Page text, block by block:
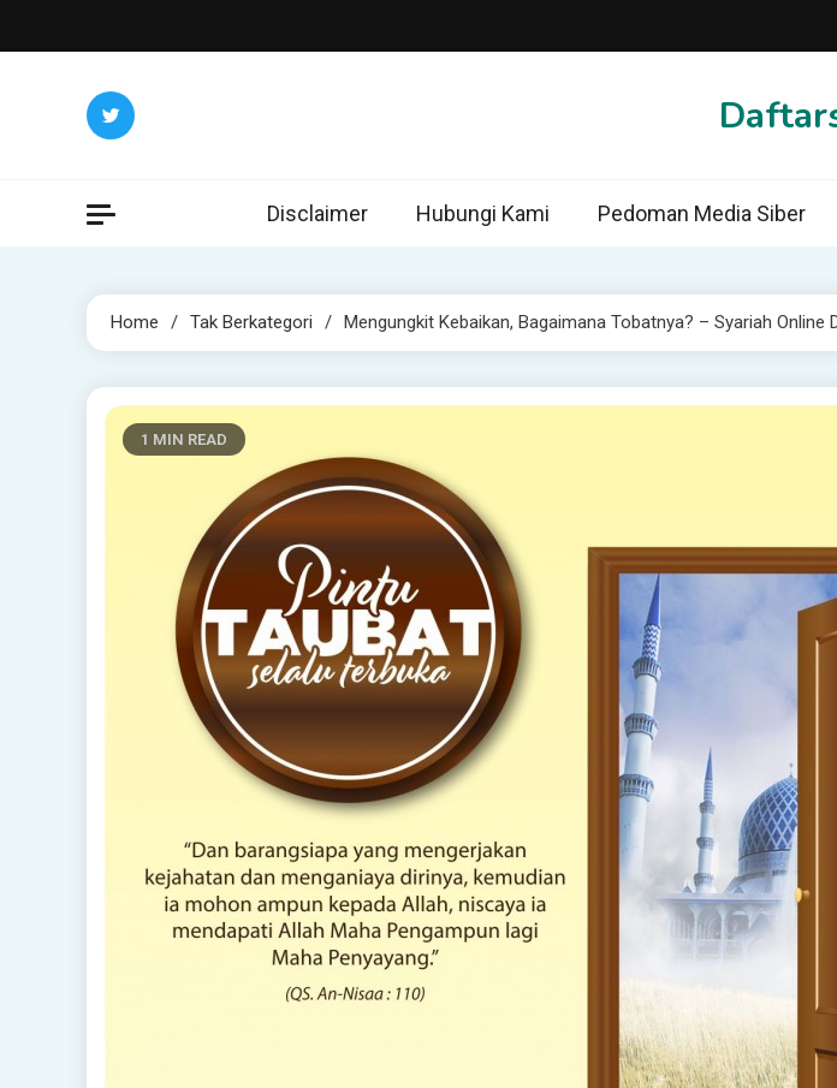
to
Disclaimer Hubungi Kami Pedoman Media Siber
Home Tak Berkategori Mengungkit Kebaikan, Bagaimana Tobatnya? – Syariah Online
1 MIN READ